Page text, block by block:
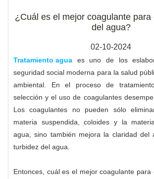
¿Cuál es el mejor coagulante para
del agua?
02-10-2024
Tratamiento agua es uno de los
seguridad social moderna para la salud
ambiental. En el proceso de
selección y el uso de coagulantes
Los coagulantes no pueden sólo
materia suspendida, coloides y la
agua, sino también mejora la claridad del
turbidez del agua.
Entonces, cuál es el mejor coagulante para